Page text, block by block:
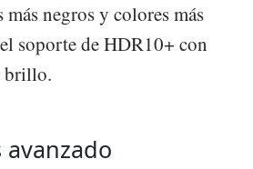
más negros y colores más
soporte de HDR10+ con
brillo.